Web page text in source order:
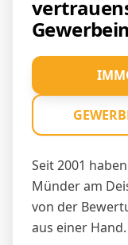
Seit 2001
Münder am
von der
aus einer Hand.